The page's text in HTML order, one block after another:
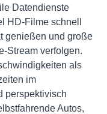
Datendienste
HD-Filme schnell
genießen und große
Stream verfolgen.
als
im
perspektivisch
Autos,